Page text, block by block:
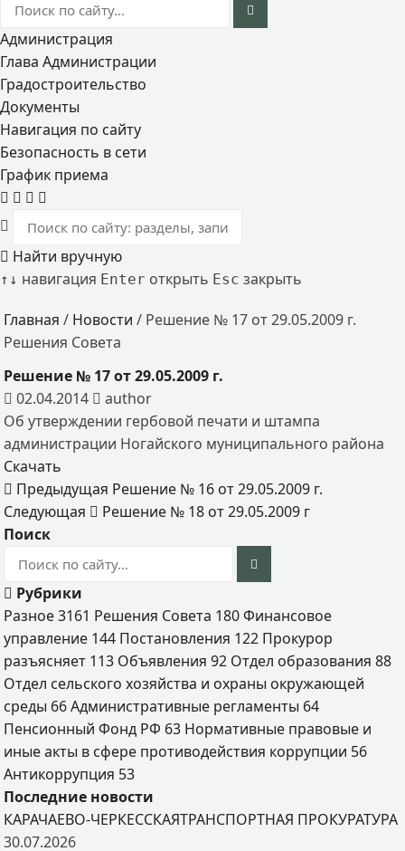
Администрация
Глава Администрации
Градостроительство
Документы
Навигация по сайту
Безопасность в сети
График приема
Найти вручную
↑ ↓ навигация Enter открыть Esc закрыть
Главная / Новости / Решение № 17 от 29.05.2009 г.
Решения Совета
Решение № 17 от 29.05.2009 г.
02.04.2014
author
Об утверждении гербовой печати и штампа
администрации Ногайского муниципального района
Скачать
Предыдущая Решение № 16 от 29.05.2009 г.
Следующая
Решение № 18 от 29.05.2009 г
Поиск
Рубрики
Разное3161 Решения Совета 180 Финансовое
управление 144 Постановления 122 Прокурор
разъясняет 113 Объявления92 Отдел образования88
Отдел сельского хозяйства и охраны окружающей
среды 66 Административные регламенты 64
Пенсионный Фонд РФ 63 Нормативные правовые и
иные акты в сфере противодействия коррупции 56
Антикоррупция 53
Последние новости
КАРАЧАЕВО-ЧЕРКЕССКАЯТРАНСПОРТНАЯ ПРОКУРАТУРА
30.07.2026